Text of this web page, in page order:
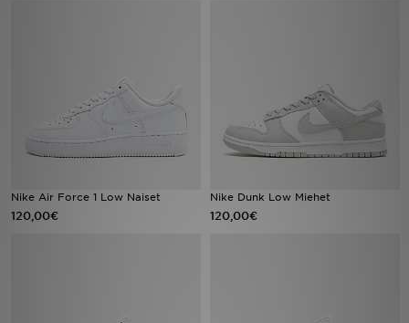
Nike Air Force 1 Low Naiset
120,00€
Nike Dunk Low Miehet
120,00€
Minun viestini